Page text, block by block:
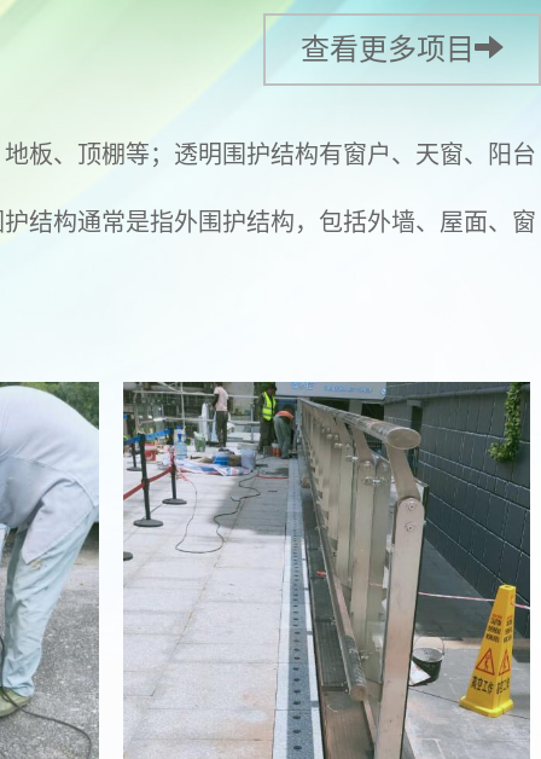
查看更多项目
板、顶棚等；透明围护结构有窗户、天窗、阳台
结构通常是指外围护结构，包括外墙、屋面、窗